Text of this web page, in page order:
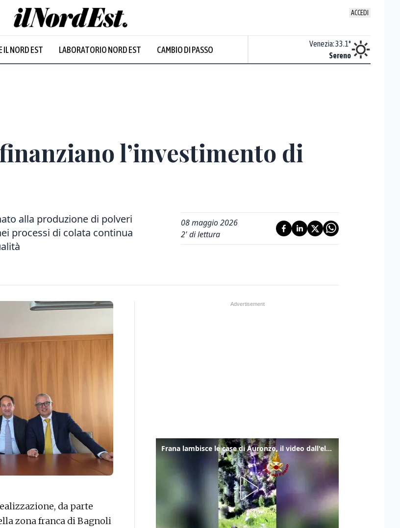
ACCEDI
IL NORD EST LABORATORIO NORD EST CAMBIO DI PASSO
Prevalentemente soleggiato
Venezia:33.1°
Sereno
l’investimento di
alla produzione di polveri
processi di colata continua
08 maggio 2026
2' di lettura
da parte
zona franca di Bagnoli
Frana lambisce le case di Auronzo, il video dall'elicottero dei vigili del fuoco